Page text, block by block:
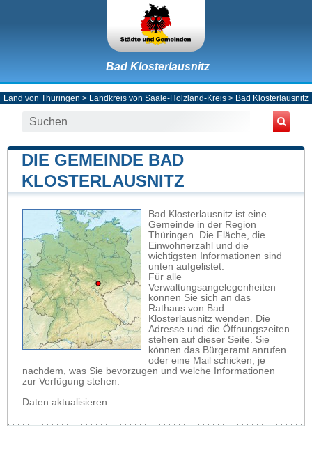
Bad Klosterlausnitz
Land von Thüringen > Landkreis von Saale-Holzland-Kreis > Bad Klosterlausnitz
DIE GEMEINDE BAD
KLOSTERLAUSNITZ
Bad Klosterlausnitz ist eine
Gemeinde in der Region
Thüringen. Die Fläche, die
Einwohnerzahl und die
wichtigsten Informationen sind
unten aufgelistet.
Für alle
Verwaltungsangelegenheiten
können Sie sich an das
Rathaus von Bad
Klosterlausnitz wenden. Die
Adresse und die Öffnungszeiten
stehen auf dieser Seite. Sie
können das Bürgeramt anrufen
oder eine Mail schicken, je
nachdem, was Sie bevorzugen und welche Informationen
zur Verfügung stehen.
Daten aktualisieren